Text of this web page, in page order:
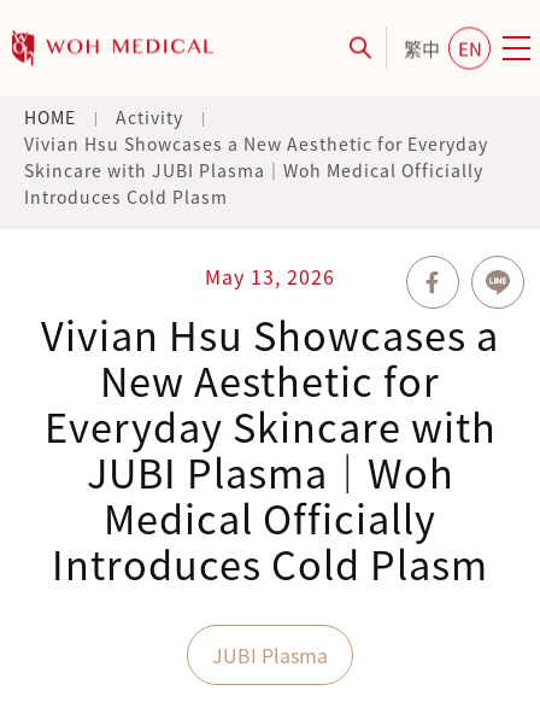
繁中 EN
HOME
Activity
Vivian Hsu Showcases a New Aesthetic for Everyday
Skincare with JUBI Plasma｜Woh Medical Officially
Introduces Cold Plasm
May 13, 2026
Vivian Hsu Showcases a
New Aesthetic for
Everyday Skincare with
JUBI Plasma｜Woh
Medical Officially
Introduces Cold Plasm
JUBI Plasma